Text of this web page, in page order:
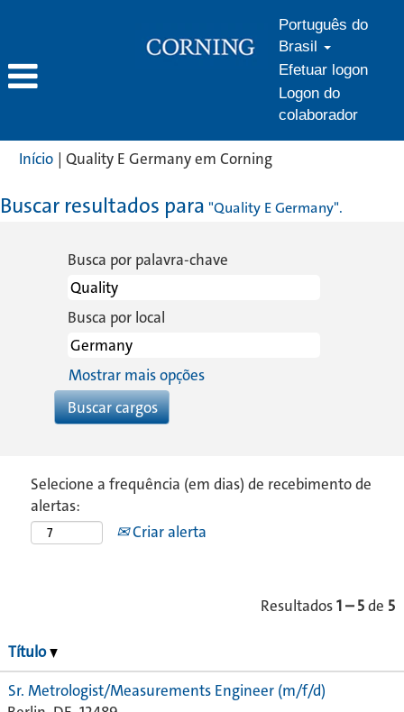
Português do
Brasil
Efetuar logon
Logon do
colaborador
Início | Quality E Germany em Corning(página
Buscar resultados para "Quality E Germany".
Busca por palavra-chave
Busca por local
Mostrar mais opções
Selecione a frequência (em dias) de recebimento de
alertas:
Criar alerta
Resultados1 – 5de 5
Título
Sr. Metrologist/Measurements Engineer (m/f/d)